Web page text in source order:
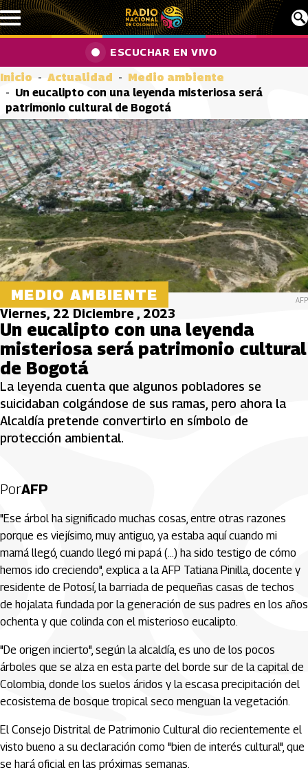
Pasar al contenido principal
ESCUCHAR EN VIVO
Inicio Actualidad
Medio ambiente
Un eucalipto con una leyenda misteriosa será
patrimonio cultural de Bogotá
MEDIO AMBIENTE AFP
Viernes, 22 Diciembre , 2023
Un eucalipto con una leyenda
misteriosa será patrimonio cultural
de Bogotá
La leyenda cuenta que algunos pobladores se
suicidaban colgándose de sus ramas, pero ahora la
Alcaldía pretende convertirlo en símbolo de
protección ambiental.
PorAFP
"Ese árbol ha significado muchas cosas, entre otras razones
porque es viejísimo, muy antiguo, ya estaba aquí cuando mi
mamá llegó, cuando llegó mi papá (...) ha sido testigo de cómo
hemos ido creciendo", explica a la AFP Tatiana Pinilla, docente y
residente de Potosí, la barriada de pequeñas casas de techos
de hojalata fundada por la generación de sus padres en los años
ochenta y que colinda con el misterioso eucalipto.
"De origen incierto", según la alcaldía, es uno de los pocos
árboles que se alza en esta parte del borde sur de la capital de
Colombia, donde los suelos áridos y la escasa precipitación del
ecosistema de bosque tropical seco menguan la vegetación.
El Consejo Distrital de Patrimonio Cultural dio recientemente el
visto bueno a su declaración como "bien de interés cultural", que
se hará oficial en las próximas semanas.